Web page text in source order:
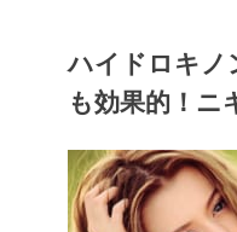
ハイドロキノ
も効果的！ニ